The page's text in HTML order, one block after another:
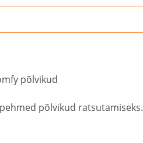
põlvikud
põlvikud ratsutamiseks.